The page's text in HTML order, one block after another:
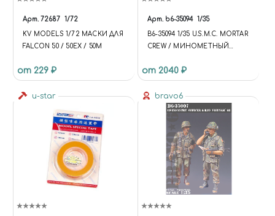
Арт. 72687 1/72
KV MODELS 1/72 МАСКИ ДЛЯ
FALCON 50 / 50EX / 50M
от 229 ₽
Арт. b6-35094 1/35
B6-35094 1/35 U.S.M.C. MORTAR
CREW / МИНОМЕТНЫЙ
от 2040 ₽
u-star bravo6